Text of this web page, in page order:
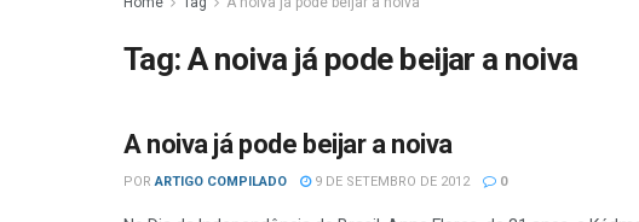
Tag:A noiva já pode beijar a noiva
HOMOSSEXUALISMO
A noiva já pode beijar a noiva
POR ARTIGO COMPILADO 9 DE SETEMBRO DE 2012 0